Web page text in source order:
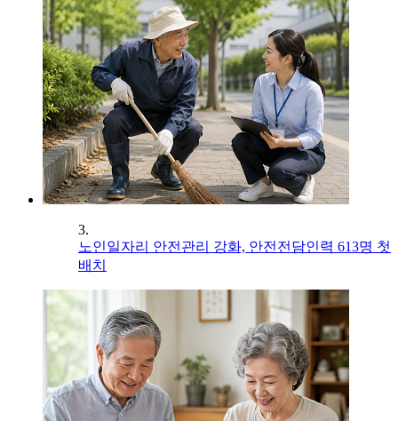
3.
노인일자리 안전관리 강화, 안전전담인력 613명 첫
배치